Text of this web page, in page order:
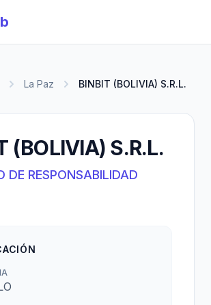
La Paz BINBIT (BOLIVIA) S.R.L.
(BOLIVIA) S.R.L.
DE RESPONSABILIDAD